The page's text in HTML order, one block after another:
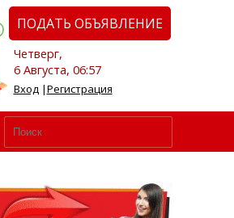
ПОДАТЬ ОБЪЯВЛЕНИЕ
Четверг,
6 Августа, 06:57
Вход|Регистрация